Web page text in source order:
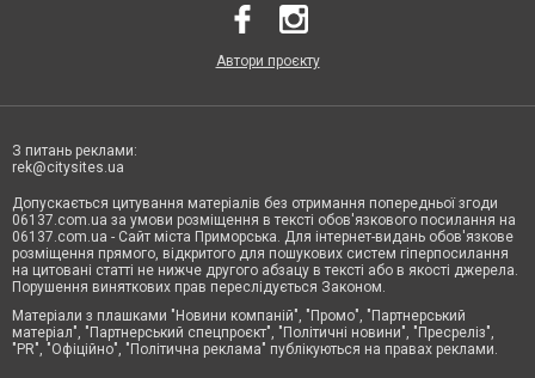
Автори проєкту
З питань реклами:
rek@citysites.ua
Допускається цитування матеріалів без отримання попередньої згоди
06137.com.ua за умови розміщення в тексті обов'язкового посилання на
06137.com.ua - Сайт міста Приморська. Для інтернет-видань обов'язкове
розміщення прямого, відкритого для пошукових систем гіперпосилання
на цитовані статті не нижче другого абзацу в тексті або в якості джерела.
Порушення виняткових прав переслідується Законом.
Матеріали з плашками "Новини компаній", "Промо", "Партнерський
матеріал", "Партнерський спецпроєкт", "Політичні новини", "Пресреліз",
"PR", "Офіційно", "Політична реклама" публікуються на правах реклами.